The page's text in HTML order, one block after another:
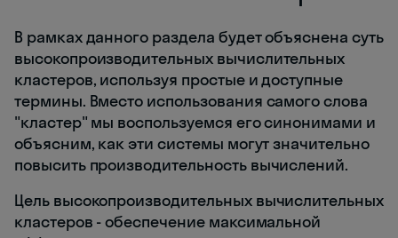
В рамках данного раздела будет объяснена суть
высокопроизводительных вычислительных
кластеров, используя простые и доступные
термины. Вместо использования самого слова
"кластер" мы воспользуемся его синонимами и
объясним, как эти системы могут значительно
повысить производительность вычислений.
Цель высокопроизводительных вычислительных
кластеров - обеспечение максимальной